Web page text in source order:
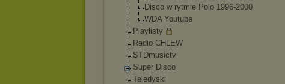
Disco w rytmie Polo 1996-2000
WDA Youtube
Playlisty
Radio CHLEW
STDmusictv
Super Disco
Teledyski